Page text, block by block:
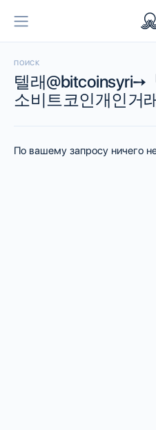
ПОИСК
텔래@bitcoinsyri➙
소비트코인개인거
По вашему запросу ничего